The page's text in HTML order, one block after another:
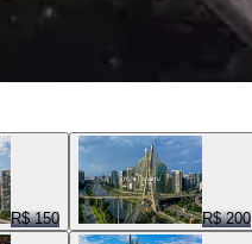
R$ 150 R$ 200